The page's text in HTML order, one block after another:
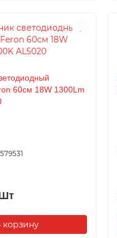
60см 18W 1300Lm
корзину